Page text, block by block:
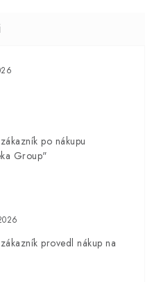
po nákupu
Group"
provedl nákup na